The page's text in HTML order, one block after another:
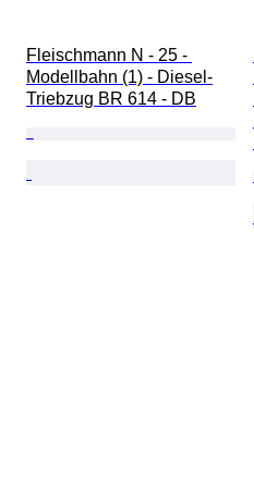
Fleischmann N - 25 -
Modellbahn (1) - Diesel-
Triebzug BR 614 - DB